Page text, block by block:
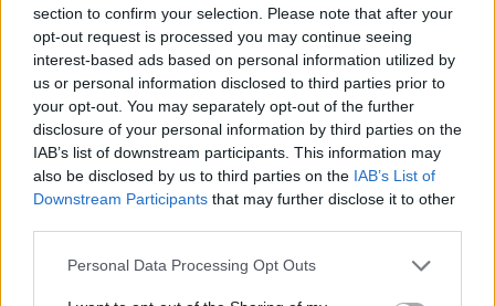
section to confirm your selection. Please note that after your
opt-out request is processed you may continue seeing
interest-based ads based on personal information utilized by
us or personal information disclosed to third parties prior to
your opt-out. You may separately opt-out of the further
disclosure of your personal information by third parties on the
IAB’s list of downstream participants. This information may
also be disclosed by us to third parties on the IAB’s List of
Downstream Participants that may further disclose it to other
Personal Data Processing Opt Outs
įstatymo požiūriu.
O šiaip tiesiog gaila, kad 2024 m. reikia
kautis, kad galėtum gauti 11 000 eurų lizingo
paslaugą su savo partnere“, – rašė Lietuvos
žmogaus teisių centro direktorė.
Pateikė atsaką